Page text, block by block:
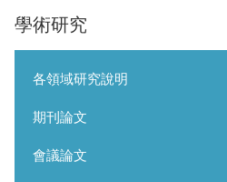
學術研究
各領域研究說明
期刊論文
會議論文